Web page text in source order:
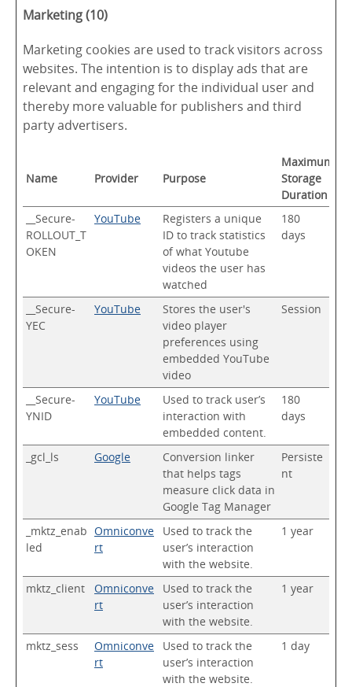
Marketing (10)
Marketing cookies are used to track visitors across
websites. The intention is to display ads that are
relevant and engaging for the individual user and
thereby more valuable for publishers and third
party advertisers.
Name Provider Purpose
Maximum
Storage
Duration
__Secure-
ROLLOUT_T
OKEN
YouTube
Registers a unique
ID to track statistics
of what Youtube
videos the user has
watched
180
days
__Secure-
YEC
YouTube
Stores the user's
video player
preferences using
embedded YouTube
video
Session
__Secure-
YNID
YouTube
Used to track user’s
interaction with
embedded content.
180
days
_gcl_ls Google
Conversion linker
that helps tags
measure click data in
Google Tag Manager
Persiste
nt
_mktz_enab
led
Omniconve
rt
Used to track the
user’s interaction
with the website.
1 year
mktz_client
Omniconve
rt
Used to track the
user’s interaction
with the website.
1 year
mktz_sess
Omniconve
rt
Used to track the
user’s interaction
with the website.
1 day